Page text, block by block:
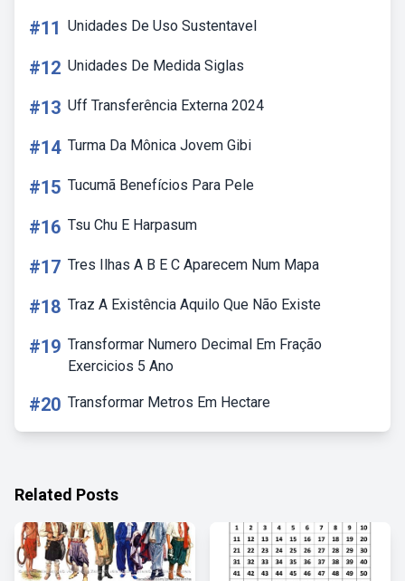
#11 Unidades De Uso Sustentavel
#12 Unidades De Medida Siglas
#13 Uff Transferência Externa 2024
#14 Turma Da Mônica Jovem Gibi
#15 Tucumã Benefícios Para Pele
#16 Tsu Chu E Harpasum
#17 Tres Ilhas A B E C Aparecem Num Mapa
#18 Traz A Existência Aquilo Que Não Existe
#19 Transformar Numero Decimal Em Fração
Exercicios 5 Ano
#20 Transformar Metros Em Hectare
Related Posts